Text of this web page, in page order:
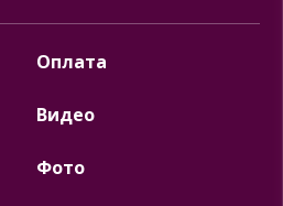
Оплата
Видео
Фото